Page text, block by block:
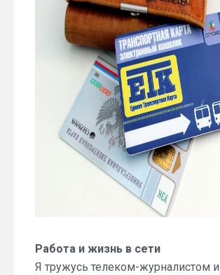
Работа и жизнь в сети
Я тружусь телеком-журналистом